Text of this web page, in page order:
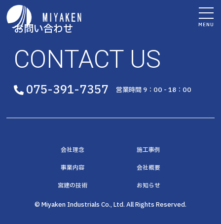
MENU
お問い合わせ
CONTACT US
075-391-7357 営業時間 9：00 - 18：00
会社理念 施工事例
事業内容 会社概要
宮建の技術 お知らせ
© Miyaken Industrials Co., Ltd. All Rights Reserved.